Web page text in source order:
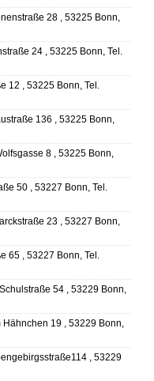
28 , 53225 Bonn,
24 , 53225 Bonn, Tel.
12 , 53225 Bonn, Tel.
136 , 53225 Bonn,
8 , 53225 Bonn,
50 , 53227 Bonn, Tel.
23 , 53227 Bonn,
65 , 53227 Bonn, Tel.
54 , 53229 Bonn,
Hähnchen 19 , 53229 Bonn,
, 53229